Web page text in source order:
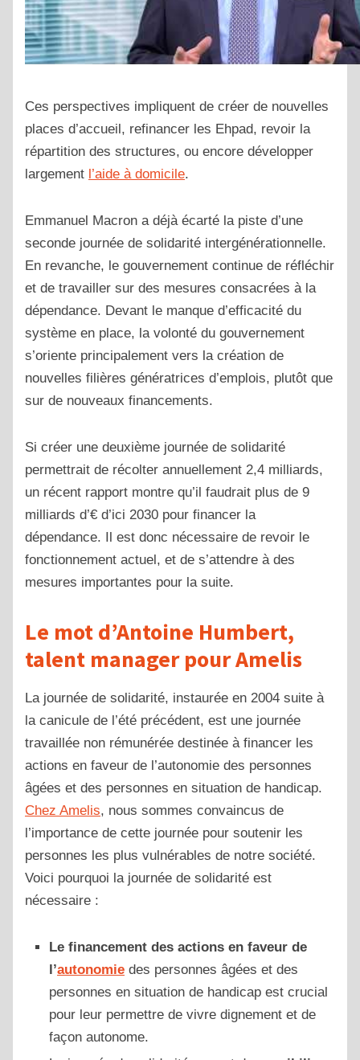
Ces perspectives impliquent de créer de nouvelles
places d’accueil, refinancer les Ehpad, revoir la
répartition des structures, ou encore développer
largement l’aide à domicile.
Emmanuel Macron a déjà écarté la piste d’une
seconde journée de solidarité intergénérationnelle.
En revanche, le gouvernement continue de réfléchir
et de travailler sur des mesures consacrées à la
dépendance. Devant le manque d’efficacité du
système en place, la volonté du gouvernement
s’oriente principalement vers la création de
nouvelles filières génératrices d’emplois, plutôt que
sur de nouveaux financements.
Si créer une deuxième journée de solidarité
permettrait de récolter annuellement 2,4 milliards,
un récent rapport montre qu’il faudrait plus de 9
milliards d’€ d’ici 2030 pour financer la
dépendance. Il est donc nécessaire de revoir le
fonctionnement actuel, et de s’attendre à des
mesures importantes pour la suite.
Le mot d’Antoine Humbert,
talent manager pour Amelis
La journée de solidarité, instaurée en 2004 suite à
la canicule de l’été précédent, est une journée
travaillée non rémunérée destinée à financer les
actions en faveur de l’autonomie des personnes
âgées et des personnes en situation de handicap.
Chez Amelis, nous sommes convaincus de
l’importance de cette journée pour soutenir les
personnes les plus vulnérables de notre société.
Voici pourquoi la journée de solidarité est
nécessaire :
Le financement des actions en faveur de
l’autonomie des personnes âgées et des
personnes en situation de handicap est crucial
pour leur permettre de vivre dignement et de
façon autonome.